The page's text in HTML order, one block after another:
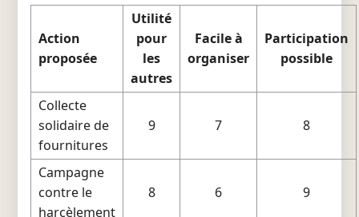
Action
proposée
Utilité
pour
les
autres
Facile à
organiser
Participation
possible
Collecte
solidaire de
fournitures
9 7 8
Campagne
contre le
harcèlement
8 6 9